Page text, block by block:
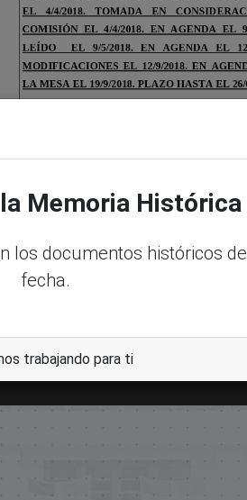
Memoria Histórica
los documentos históricos
fecha.
trabajando para ti